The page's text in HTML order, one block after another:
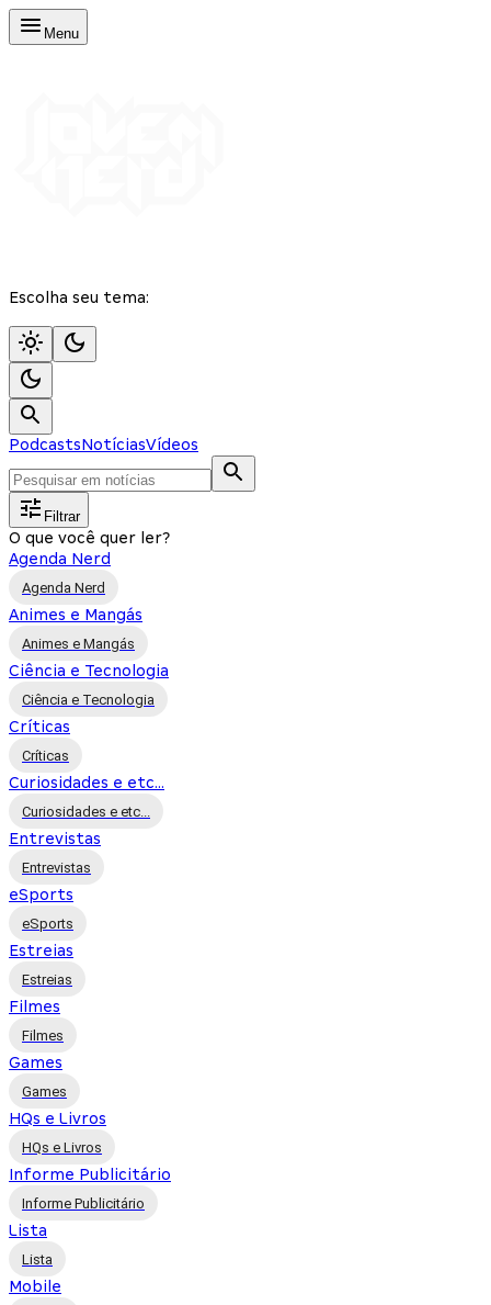
Menu
Escolha seu tema:
PodcastsNotíciasVídeos
Filtrar
O que você quer ler?
Agenda Nerd
Agenda Nerd
Animes e Mangás
Animes e Mangás
Ciência e Tecnologia
Ciência e Tecnologia
Críticas
Críticas
Curiosidades e etc...
Curiosidades e etc...
Entrevistas
Entrevistas
eSports
eSports
Estreias
Estreias
Filmes
Filmes
Games
Games
HQs e Livros
HQs e Livros
Informe Publicitário
Informe Publicitário
Lista
Lista
Mobile